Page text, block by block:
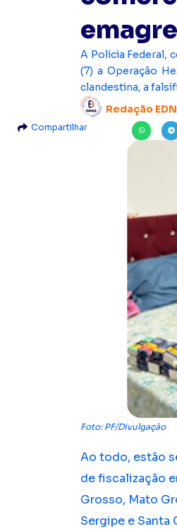
A Polícia Federal,
(7) a Operação
clandestina, a
Redação
Compartilhar
Foto: PF/Divulgação
Ao todo, estão
de fiscalização
Grosso, Mato
Sergipe e Santa